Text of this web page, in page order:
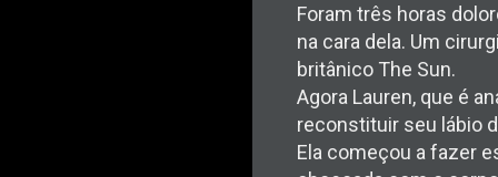
Foram três horas
na cara dela. Um
britânico The Sun.
Agora Lauren, que é
reconstituir seu lábio
Ela começou a fazer